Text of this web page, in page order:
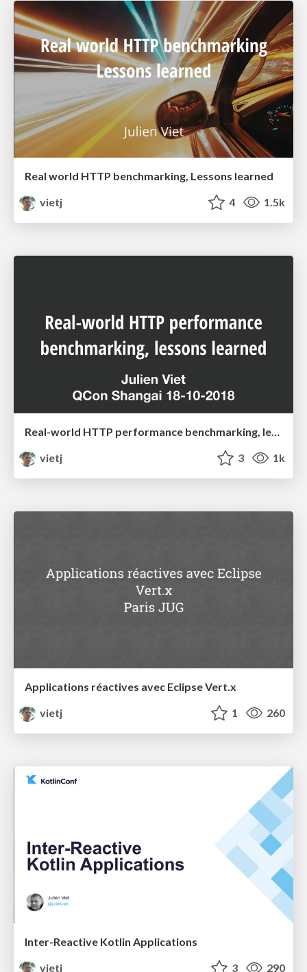
Real world HTTP benchmarking, Lessons learned
vietj
4 1.5k
vietj
3 1k
Applications réactives avec Eclipse Vert.x
vietj
1 260
Inter-Reactive Kotlin Applications
vietj
3 290